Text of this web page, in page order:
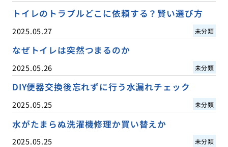
トイレのトラブルどこに依頼する？賢い選び方
2025.05.27 未分類
なぜトイレは突然つまるのか
2025.05.26 未分類
DIY便器交換後忘れずに行う水漏れチェック
2025.05.25 未分類
水がたまらぬ洗濯機修理か買い替えか
2025.05.25 未分類